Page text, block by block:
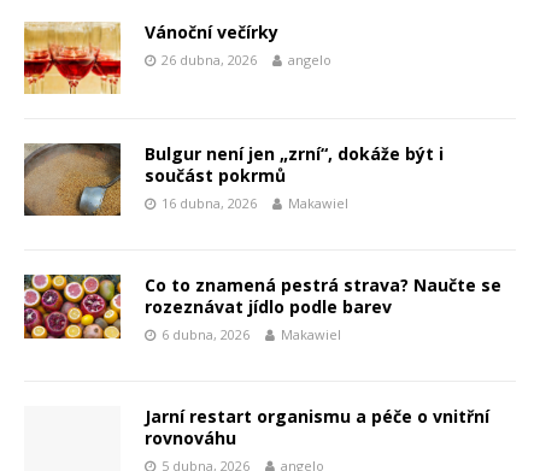
Vánoční večírky
26 dubna, 2026 angelo
Bulgur není jen „zrní“, dokáže být i
součást pokrmů
16 dubna, 2026 Makawiel
Co to znamená pestrá strava? Naučte se
rozeznávat jídlo podle barev
6 dubna, 2026 Makawiel
Jarní restart organismu a péče o vnitřní
rovnováhu
5 dubna, 2026 angelo